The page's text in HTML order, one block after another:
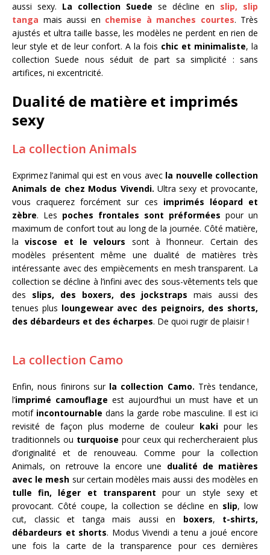
aussi sexy. La collection Suede se décline en slip, slip
tanga mais aussi en chemise à manches courtes. Très
ajustés et ultra taille basse, les modèles ne perdent en rien de
leur style et de leur confort. A la fois chic et minimaliste, la
collection Suede nous séduit de part sa simplicité : sans
artifices, ni excentricité.
Dualité de matière et imprimés
sexy
La collection Animals
Exprimez l’animal qui est en vous avec la nouvelle collection
Animals de chez Modus Vivendi. Ultra sexy et provocante,
vous craquerez forcément sur ces imprimés léopard et
zèbre. Les poches frontales sont préformées pour un
maximum de confort tout au long de la journée. Côté matière,
laviscose et le velours sont à l’honneur. Certain des
modèles présentent même une dualité de matières très
intéressante avec des empiècements en mesh transparent. La
collection se décline à l’infini avec des sous-vêtements tels que
des slips, des boxers, des jockstraps mais aussi des
tenues plus loungewear avec des peignoirs, des shorts,
des débardeurs et des écharpes. De quoi rugir de plaisir !
La collection Camo
Enfin, nous finirons sur la collection Camo. Très tendance,
l’imprimé camouflage est aujourd’hui un must have et un
motif incontournable dans la garde robe masculine. Il est ici
revisité de façon plus moderne de couleur kaki pour les
traditionnels ou turquoise pour ceux qui rechercheraient plus
d’originalité et de renouveau. Comme pour la collection
Animals, on retrouve la encore une dualité de matières
avec le mesh sur certain modèles mais aussi des modèles en
tulle fin, léger et transparent pour un style sexy et
provocant. Côté coupe, la collection se décline en slip, low
cut, classic et tanga mais aussi en boxers, t-shirts,
débardeurs et shorts. Modus Vivendi a tenu a joué encore
une fois la carte de la transparence pour ces dernières